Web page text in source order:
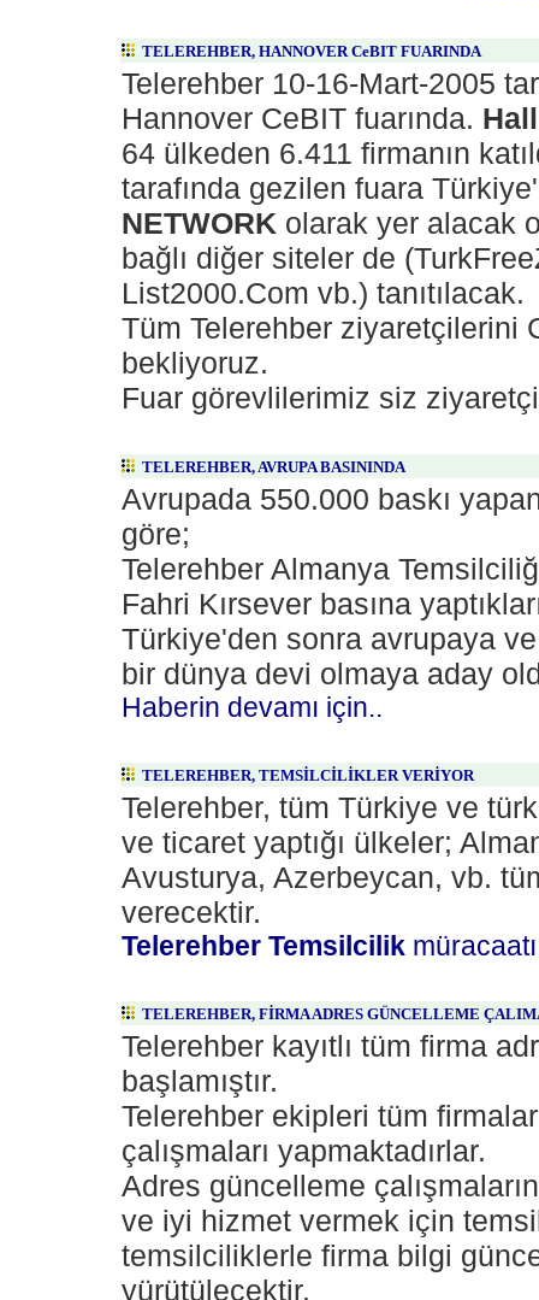
TELEREHBER, HANNOVER CeBIT FUARINDA
Telerehber 10-16-Mart-2005
Hannover CeBIT fuarında.
64 ülkeden 6.411 firmanın
tarafında gezilen fuara
NETWORK olarak yer alacak
bağlı diğer siteler de
List2000.Com vb.) tanıtılacak.
Tüm Telerehber ziyaretçilerini
bekliyoruz.
Fuar görevlilerimiz siz
TELEREHBER, AVRUPA BASININDA
Avrupada 550.000 baskı
göre;
Telerehber Almanya
Fahri Kırsever basına
Türkiye'den sonra avrupaya
bir dünya devi olmaya aday
Haberin devamı için..
TELEREHBER, TEMSİLCİLİKLER VERİYOR
Telerehber, tüm Türkiye ve
ve ticaret yaptığı ülkeler;
Avusturya, Azerbeycan, vb.
verecektir.
Telerehber Temsilcilik
TELEREHBER, FİRMA ADRES GÜNCELLEME
Telerehber kayıtlı tüm firma
başlamıştır.
Telerehber ekipleri tüm
çalışmaları yapmaktadırlar.
Adres güncelleme
ve iyi hizmet vermek için
temsilciliklerle firma bilgi
yürütülecektir.